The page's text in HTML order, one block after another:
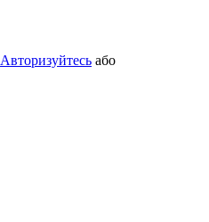
Авторизуйтесь або